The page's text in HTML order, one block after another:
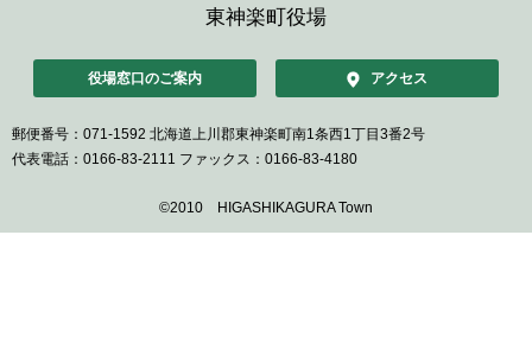
東神楽町役場
役場窓口のご案内 アクセス
郵便番号：071-1592 北海道上川郡東神楽町南1条西1丁目3番2号
代表電話：0166-83-2111 ファックス：0166-83-4180
©2010 HIGASHIKAGURA Town